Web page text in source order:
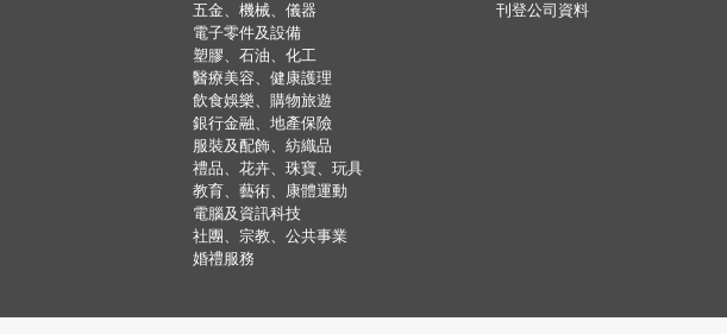
五金、機械、儀器
電子零件及設備
塑膠、石油、化工
醫療美容、健康護理
飲食娛樂、購物旅遊
銀行金融、地產保險
服裝及配飾、紡織品
禮品、花卉、珠寶、玩具
教育、藝術、康體運動
電腦及資訊科技
社團、宗教、公共事業
婚禮服務
刊登公司資料